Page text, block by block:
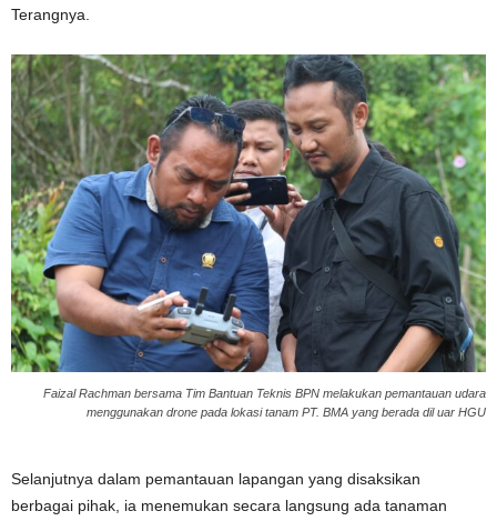
Terangnya.
Faizal Rachman bersama Tim Bantuan Teknis BPN melakukan pemantauan udara
menggunakan drone pada lokasi tanam PT. BMA yang berada dil uar HGU
Selanjutnya dalam pemantauan lapangan yang disaksikan
berbagai pihak, ia menemukan secara langsung ada tanaman